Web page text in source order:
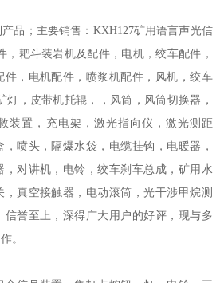
品；主要销售：KXH127矿用语言声光信
，耙斗装岩机及配件，电机，绞车配件，
件，电机配件，喷浆机配件，风机，绞车
灯，皮带机托辊，，风筒，风筒切换器，
装置，充电架，激光指向仪，激光测距
喷头，隔爆水袋，电缆挂钩，电暖器，
对讲机，电铃，绞车刹车总成，矿用水
真空接触器，电动滚筒，光干涉甲烷测
信誉至上，深得广大用户的好评，现与多
。